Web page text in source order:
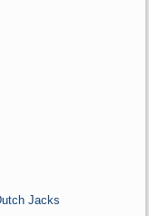
Jacks